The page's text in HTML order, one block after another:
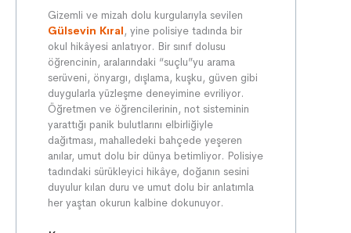
Gizemli ve mizah dolu kurgularıyla sevilen
Gülsevin Kıral, yine polisiye tadında bir
okul hikâyesi anlatıyor. Bir sınıf dolusu
öğrencinin, aralarındaki “suçlu”yu arama
serüveni, önyargı, dışlama, kuşku, güven gibi
duygularla yüzleşme deneyimine evriliyor.
Öğretmen ve öğrencilerinin, not sisteminin
yarattığı panik bulutlarını elbirliğiyle
dağıtması, mahalledeki bahçede yeşeren
anılar, umut dolu bir dünya betimliyor. Polisiye
tadındaki sürükleyici hikâye, doğanın sesini
duyulur kılan duru ve umut dolu bir anlatımla
her yaştan okurun kalbine dokunuyor.